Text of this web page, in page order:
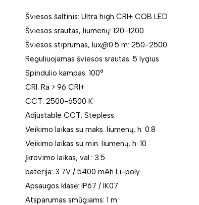
Šviesos šaltinis: Ultra high CRI+ COB LED
Šviesos srautas, liumenų: 120-1200
Šviesos stiprumas, lux@0.5 m: 250-2500
Reguliuojamas šviesos srautas: 5 lygius
Spindulio kampas: 100°
CRI: Ra > 96 CRI+
CCT: 2500-6500 K
Adjustable CCT: Stepless
Veikimo laikas su maks. liumenų, h: 0.8
Veikimo laikas su min. liumenų, h: 10
Įkrovimo laikas, val.: 3.5
baterija: 3.7V / 5400 mAh Li-poly
Apsaugos klasė: IP67 / IK07
Atsparumas smūgiams: 1 m